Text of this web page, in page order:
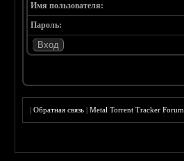
Имя пользователя:
Пароль:
|Обратная связь |Metal Torrent Tracker Forum